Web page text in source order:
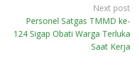
Next post
Personel Satgas TMMD ke-
124 Sigap Obati Warga Terluka
Saat Kerja